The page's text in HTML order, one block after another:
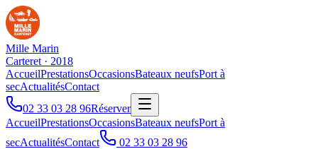
Mille Marin
Carteret · 2018
AccueilPrestationsOccasionsBateaux neufsPort à
secActualitésContact
02 33 03 28 96Réserver
AccueilPrestationsOccasionsBateaux neufsPort à
secActualitésContact
02 33 03 28 96